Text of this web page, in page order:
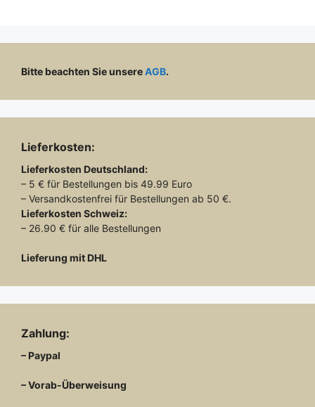
Bitte beachten Sie unsereAGB.
Lieferkosten:
Lieferkosten Deutschland:
– 5 € für Bestellungen bis 49.99 Euro
– Versandkostenfrei für Bestellungen ab 50 €.
Lieferkosten Schweiz:
– 26.90 € für alle Bestellungen
Lieferung mit DHL
Zahlung:
– Paypal
– Vorab-Überweisung